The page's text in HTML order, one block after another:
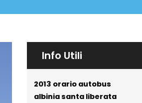
Info Utili
2013 orario autobus
albinia santa liberata